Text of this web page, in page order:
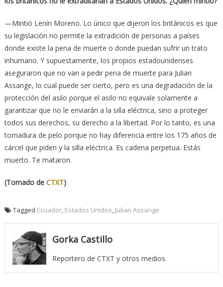
—Mintió Lenín Moreno. Lo único que dijeron los británicos es que
su legislación no permite la extradición de personas a países
donde existe la pena de muerte o donde puedan sufrir un trato
inhumano. Y supuestamente, los propios estadounidenses
aseguraron que no van a pedir pena de muerte para Julian
Assange, lo cual puede ser cierto, pero es una degradación de la
protección del asilo porque el asilo no equivale solamente a
garantizar que no le enviarán a la silla eléctrica, sino a proteger
todos sus derechos, su derecho a la libertad. Por lo tanto, es una
tomadura de pelo porque no hay diferencia entre los 175 años de
cárcel que piden y la silla eléctrica. Es cadena perpetua. Estás
muerto. Te mataron.
(Tomado de CTXT)
Tagged Ecuador, Estados Unidos Julian Assange
Gorka Castillo
Reportero de CTXT y otros medios.